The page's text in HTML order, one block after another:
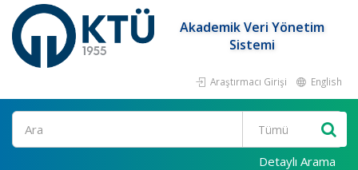
Akademik Veri Yönetim
Sistemi
Araştırmacı Girişi English
Ara
Detaylı Arama